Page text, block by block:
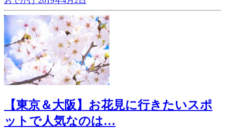
【東京＆大阪】お花見に行きたいスポ
ットで人気なのは…